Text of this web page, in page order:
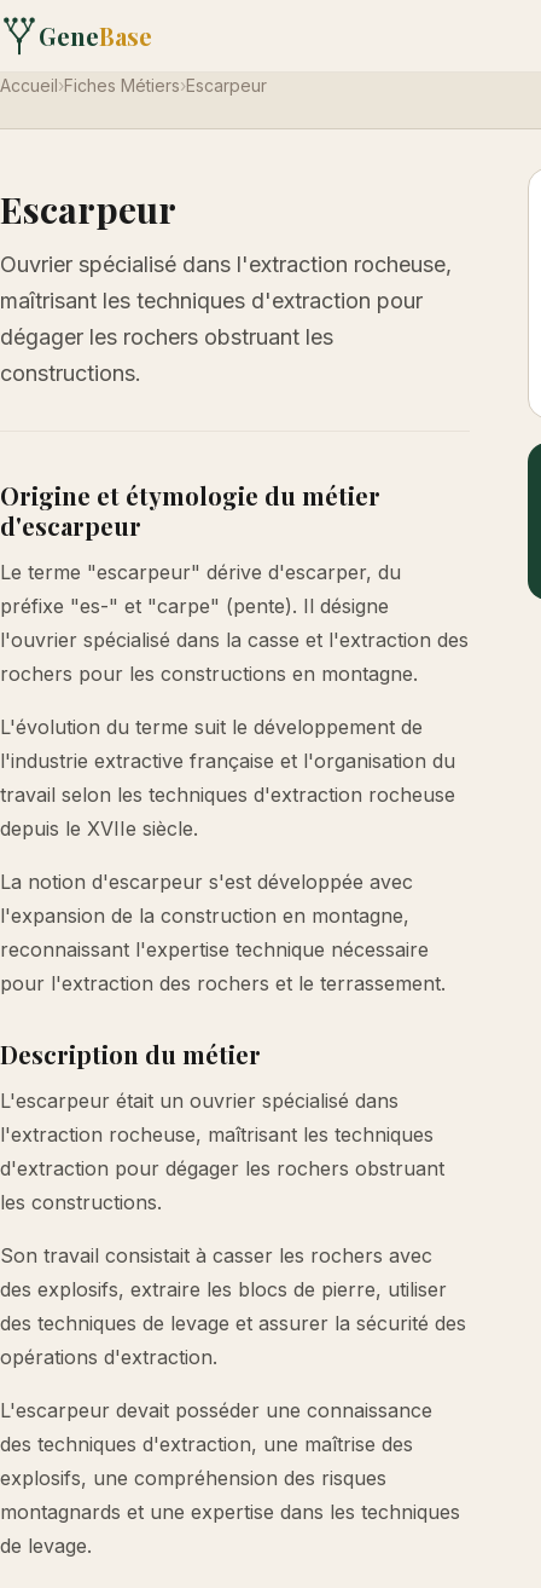
GeneBase
Accueil›Fiches Métiers›Escarpeur
Escarpeur
Ouvrier spécialisé dans l'extraction rocheuse,
maîtrisant les techniques d'extraction pour
dégager les rochers obstruant les
constructions.
Origine et étymologie du métier
d'escarpeur
Le terme "escarpeur" dérive d'escarper, du
préfixe "es-" et "carpe" (pente). Il désigne
l'ouvrier spécialisé dans la casse et l'extraction des
rochers pour les constructions en montagne.
L'évolution du terme suit le développement de
l'industrie extractive française et l'organisation du
travail selon les techniques d'extraction rocheuse
depuis le XVIIe siècle.
La notion d'escarpeur s'est développée avec
l'expansion de la construction en montagne,
reconnaissant l'expertise technique nécessaire
pour l'extraction des rochers et le terrassement.
Description du métier
L'escarpeur était un ouvrier spécialisé dans
l'extraction rocheuse, maîtrisant les techniques
d'extraction pour dégager les rochers obstruant
les constructions.
Son travail consistait à casser les rochers avec
des explosifs, extraire les blocs de pierre, utiliser
des techniques de levage et assurer la sécurité des
opérations d'extraction.
L'escarpeur devait posséder une connaissance
des techniques d'extraction, une maîtrise des
explosifs, une compréhension des risques
montagnards et une expertise dans les techniques
de levage.